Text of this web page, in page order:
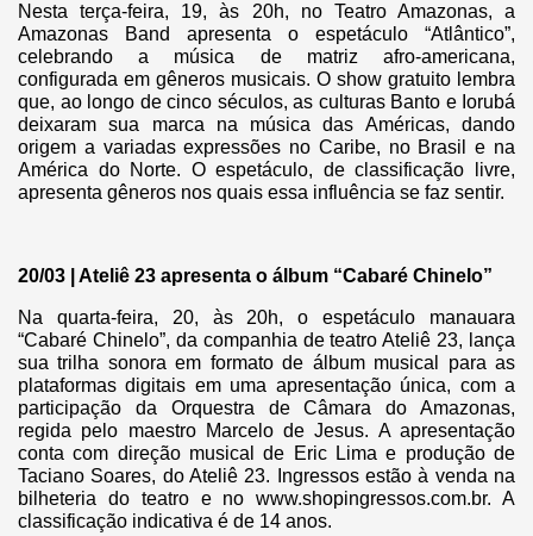
Nesta terça-feira, 19, às 20h, no Teatro Amazonas, a
Amazonas Band apresenta o espetáculo “Atlântico”,
celebrando a música de matriz afro-americana,
configurada em gêneros musicais. O show gratuito lembra
que, ao longo de cinco séculos, as culturas Banto e Iorubá
deixaram sua marca na música das Américas, dando
origem a variadas expressões no Caribe, no Brasil e na
América do Norte. O espetáculo, de classificação livre,
apresenta gêneros nos quais essa influência se faz sentir.
20/03 | Ateliê 23 apresenta o álbum “Cabaré Chinelo”
Na quarta-feira, 20, às 20h, o espetáculo manauara
“Cabaré Chinelo”, da companhia de teatro Ateliê 23, lança
sua trilha sonora em formato de álbum musical para as
plataformas digitais em uma apresentação única, com a
participação da Orquestra de Câmara do Amazonas,
regida pelo maestro Marcelo de Jesus. A apresentação
conta com direção musical de Eric Lima e produção de
Taciano Soares, do Ateliê 23. Ingressos estão à venda na
bilheteria do teatro e no www.shopingressos.com.br. A
classificação indicativa é de 14 anos.